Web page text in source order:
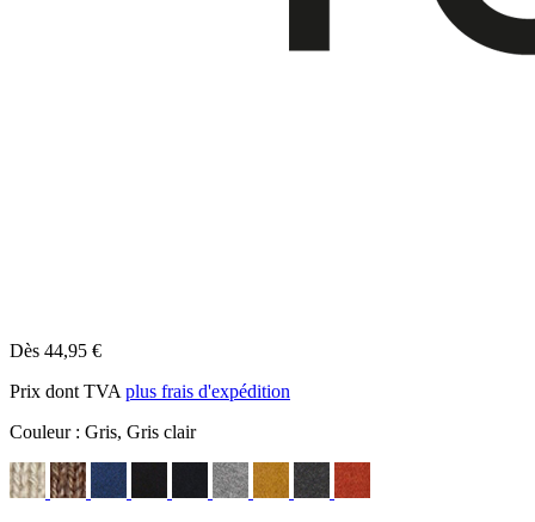
Dès 44,95 €
Prix dont TVA plus frais d'expédition
Couleur : Gris, Gris clair